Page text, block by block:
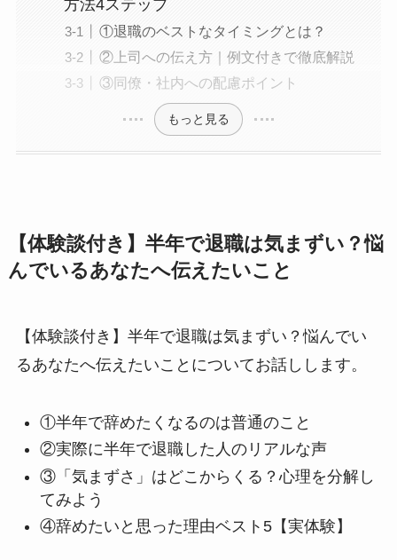
方法4ステップ
①退職のベストなタイミングとは？
②上司への伝え方｜例文付きで徹底解説
③同僚・社内への配慮ポイント
もっと見る
【体験談付き】半年で退職は気まずい？悩
んでいるあなたへ伝えたいこと
【体験談付き】半年で退職は気まずい？悩んでい
るあなたへ伝えたいことについてお話しします。
①半年で辞めたくなるのは普通のこと
②実際に半年で退職した人のリアルな声
③「気まずさ」はどこからくる？心理を分解し
てみよう
④辞めたいと思った理由ベスト5【実体験】